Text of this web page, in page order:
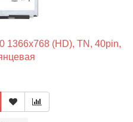
1366x768 (HD), TN, 40pin,